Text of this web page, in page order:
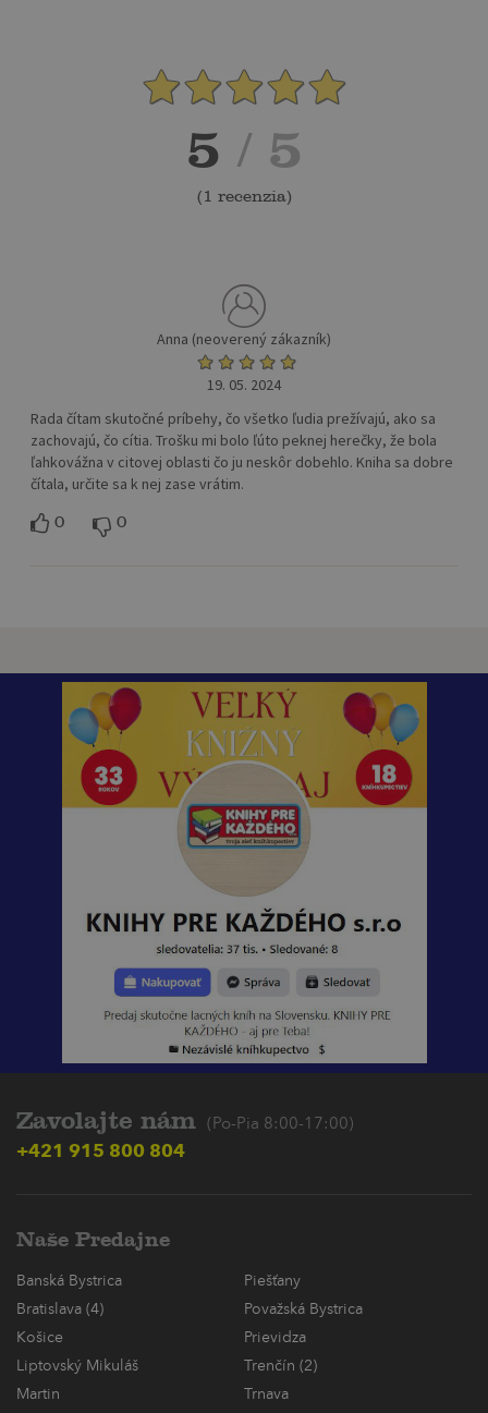
5 / 5
(1 recenzia)
Anna (neoverený zákazník)
19. 05. 2024
Rada čítam skutočné príbehy, čo všetko ľudia prežívajú, ako sa
zachovajú, čo cítia. Trošku mi bolo ľúto peknej herečky, že bola
ľahkovážna v citovej oblasti čo ju neskôr dobehlo. Kniha sa dobre
čítala, určite sa k nej zase vrátim.
0 0
Zavolajte nám (Po-Pia 8:00-17:00)
+421 915 800 804
Naše Predajne
Banská Bystrica
Piešťany
Bratislava (4)
Považská Bystrica
Košice
Prievidza
Liptovský Mikuláš
Trenčín (2)
Martin
Trnava